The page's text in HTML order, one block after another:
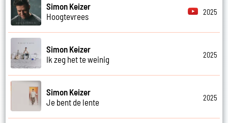
Simon Keizer
Hoogtevrees
2025
Simon Keizer
Ik zeg het te weinig
2025
Simon Keizer
Je bent de lente
2025